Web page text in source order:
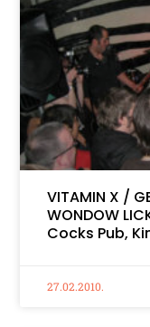
VITAMIN X /
WONDOW
Cocks Pub,
27.02.2010.